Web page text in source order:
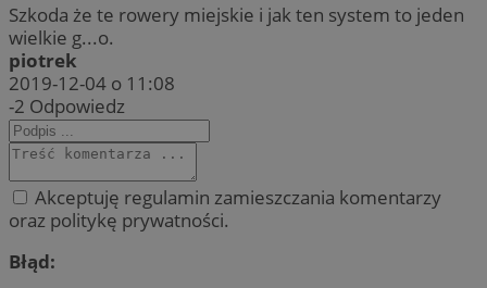
Szkoda że te rowery miejskie i jak ten system to jeden
wielkie g...o.
piotrek
2019-12-04 o 11:08
-2 Odpowiedz
Akceptuję regulamin zamieszczania komentarzy
oraz politykę prywatności.
Błąd: